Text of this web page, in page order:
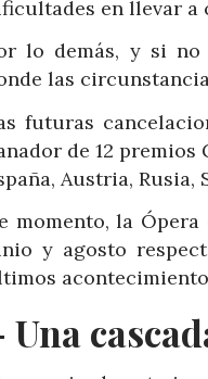
en llevar a
lo demás, y si no
las
futuras
de 12
Austria, Rusia,
momento, la
y agosto
Una